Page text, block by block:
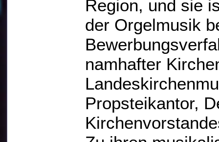
Region, und sie
der Orgelmusik
namhafter
Propsteikantor,